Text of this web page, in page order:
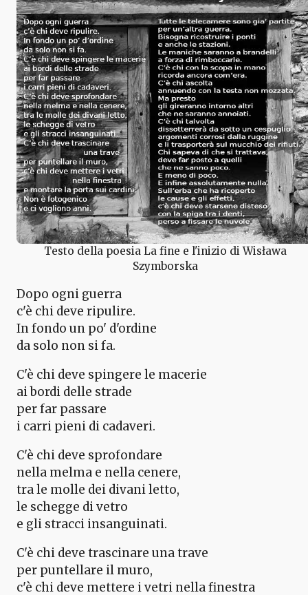
Testo della poesia La fine e l'inizio di Wisława
Szymborska
Dopo ogni guerra
c'è chi deve ripulire.
In fondo un po' d'ordine
da solo non si fa.
C'è chi deve spingere le macerie
ai bordi delle strade
per far passare
i carri pieni di cadaveri.
C'è chi deve sprofondare
nella melma e nella cenere,
tra le molle dei divani letto,
le schegge di vetro
e gli stracci insanguinati.
C'è chi deve trascinare una trave
per puntellare il muro,
c'è chi deve mettere i vetri nella finestra